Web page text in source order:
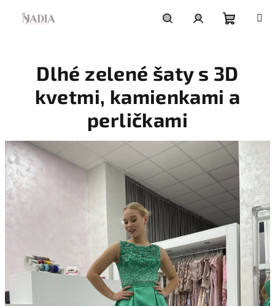
košík
Dlhé zelené šaty s 3D
kvetmi, kamienkami a
perličkami